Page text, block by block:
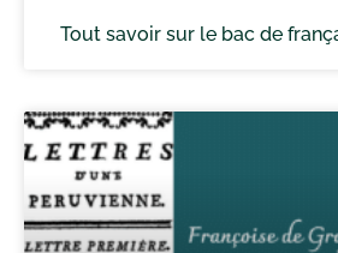
Tout savoir sur le bac de